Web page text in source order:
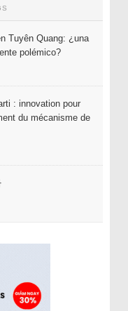
Tuyên Quang: ¿una
polémico?
: innovation pour
du mécanisme de